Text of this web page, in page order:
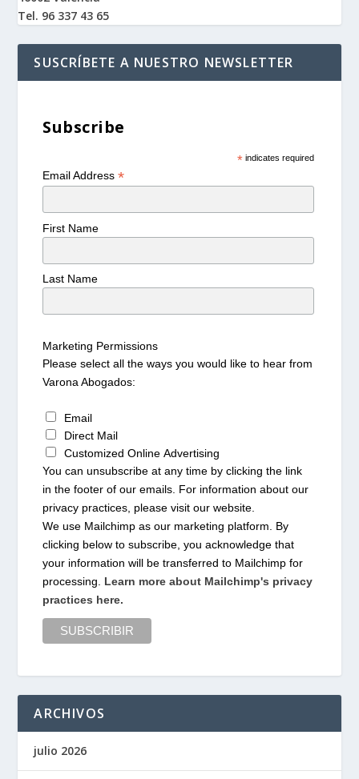
Tel. 96 337 43 65
SUSCRÍBETE A NUESTRO NEWSLETTER
Subscribe
*indicates required
Email Address*
First Name
Last Name
Marketing Permissions
Please select all the ways you would like to hear from
Varona Abogados:
Email
Direct Mail
Customized Online Advertising
You can unsubscribe at any time by clicking the link
in the footer of our emails. For information about our
privacy practices, please visit our website.
We use Mailchimp as our marketing platform. By
clicking below to subscribe, you acknowledge that
your information will be transferred to Mailchimp for
processing. Learn more about Mailchimp's privacy
practices here.
ARCHIVOS
julio 2026